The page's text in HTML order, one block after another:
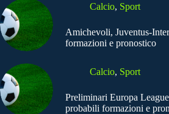
Calcio, Sport
Amichevoli, Juventus-
formazioni e pronostico
Calcio, Sport
Preliminari Europa
probabili formazioni e